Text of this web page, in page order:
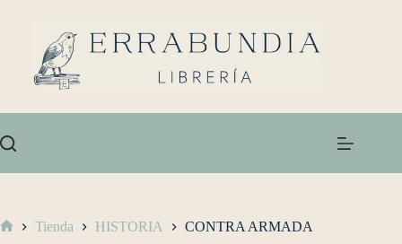
Tienda HISTORIA CONTRA ARMADA